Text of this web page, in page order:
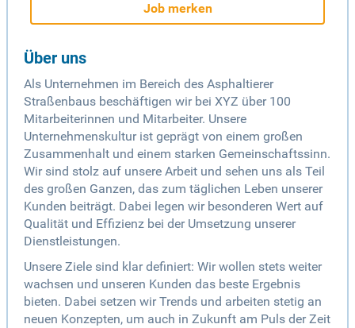
Job merken
Über uns
Als Unternehmen im Bereich des Asphaltierer
Straßenbaus beschäftigen wir bei XYZ über 100
Mitarbeiterinnen und Mitarbeiter. Unsere
Unternehmenskultur ist geprägt von einem großen
Zusammenhalt und einem starken Gemeinschaftssinn.
Wir sind stolz auf unsere Arbeit und sehen uns als Teil
des großen Ganzen, das zum täglichen Leben unserer
Kunden beiträgt. Dabei legen wir besonderen Wert auf
Qualität und Effizienz bei der Umsetzung unserer
Dienstleistungen.
Unsere Ziele sind klar definiert: Wir wollen stets weiter
wachsen und unseren Kunden das beste Ergebnis
bieten. Dabei setzen wir Trends und arbeiten stetig an
neuen Konzepten, um auch in Zukunft am Puls der Zeit